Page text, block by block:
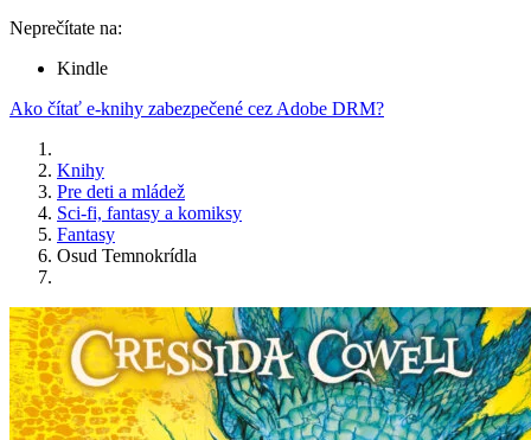
Neprečítate na:
Kindle
Ako čítať e-knihy zabezpečené cez Adobe DRM?
Knihy
Pre deti a mládež
Sci-fi, fantasy a komiksy
Fantasy
Osud Temnokrídla